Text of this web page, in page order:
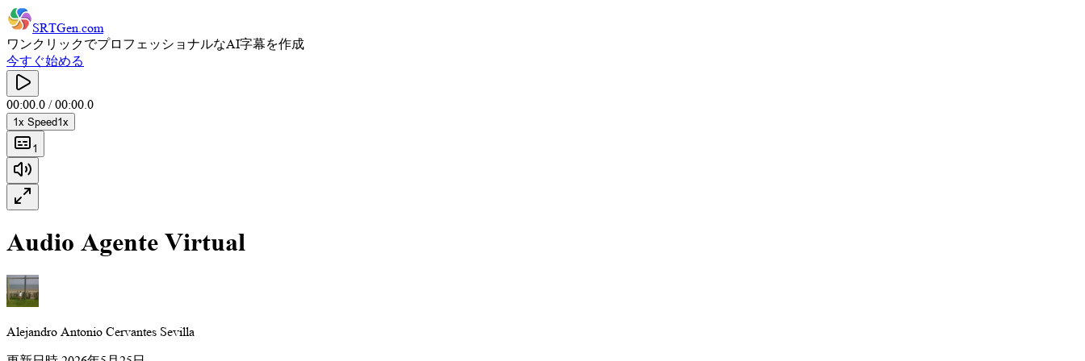
SRTGen.com
ワンクリックでプロフェッショナルなAI字幕を作成
今すぐ始める
00:00.0 /00:00.0
1x Speed1x
1
Audio Agente Virtual
Alejandro Antonio Cervantes Sevilla